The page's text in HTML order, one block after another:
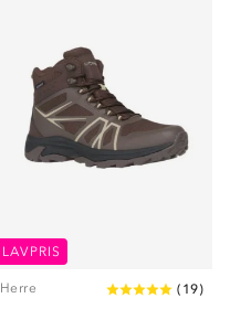
LAVPRIS
Herre ( 19)